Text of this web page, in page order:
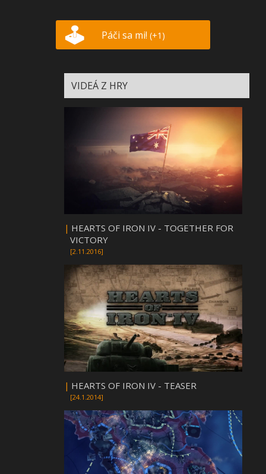
Páči sa mi! (+1)
VIDEÁ Z HRY
| HEARTS OF IRON IV - TOGETHER FOR
VICTORY
[2.11.2016]
| HEARTS OF IRON IV - TEASER
[24.1.2014]